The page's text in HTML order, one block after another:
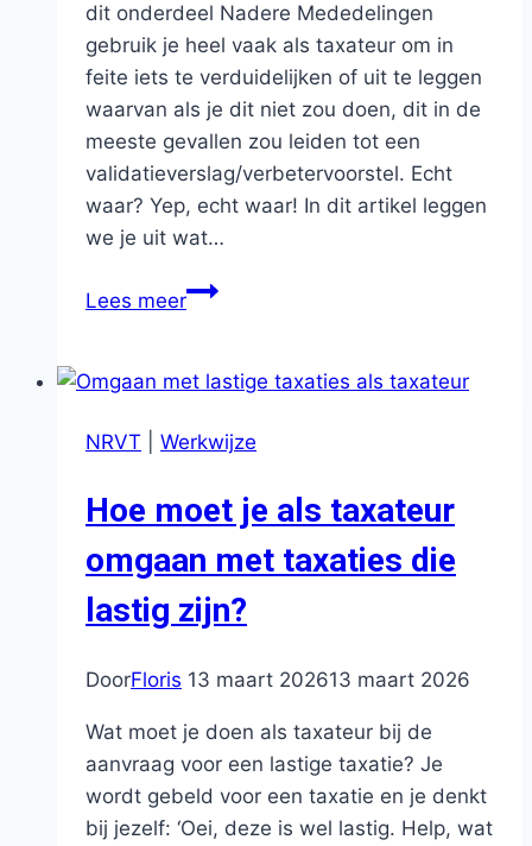
dit onderdeel Nadere Mededelingen
gebruik je heel vaak als taxateur om in
feite iets te verduidelijken of uit te leggen
waarvan als je dit niet zou doen, dit in de
meeste gevallen zou leiden tot een
validatieverslag/verbetervoorstel. Echt
waar? Yep, echt waar! In dit artikel leggen
we je uit wat…
Lees meerWat
als
bij
mededelingen’
je
taxatierapport?
NRVT Werkwijze
Hoe moet je als taxateur
omgaan met taxaties die
lastig zijn?
DoorFloris 13 maart 202613 maart 2026
Wat moet je doen als taxateur bij de
aanvraag voor een lastige taxatie? Je
wordt gebeld voor een taxatie en je denkt
bij jezelf: ‘Oei, deze is wel lastig. Help, wat